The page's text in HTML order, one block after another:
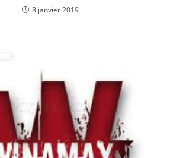
8 janvier 2019